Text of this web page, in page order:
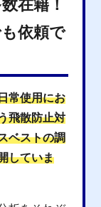
在籍！
依頼で
常使用にお
飛散防止対
ベストの調
していま